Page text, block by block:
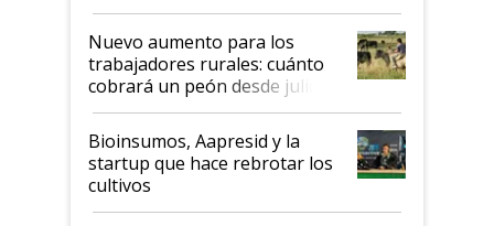
Nuevo aumento para los
trabajadores rurales: cuánto
cobrará un peón desde julio
Bioinsumos, Aapresid y la
startup que hace rebrotar los
cultivos